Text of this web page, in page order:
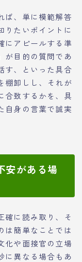
ば、単に模範解答
りたいポイントに
にアピールする準
が目的の質問であ
す、といった具合
棚卸しし、それが
合致するかを、具
自身の言葉で誠実
安がある場
確に読み取り、そ
は簡単なことでは
化や面接官の立場
に異なる場合もあ